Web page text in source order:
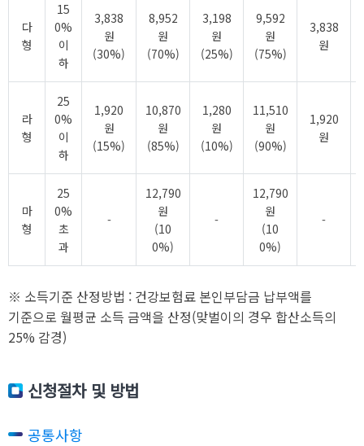
다
형
15
0%
이
하
3,838
원
(30%)
8,952
원
(70%)
3,198
원
(25%)
9,592
원
(75%)
3,838
원
라
형
25
0%
이
하
1,920
원
(15%)
10,870
원
(85%)
1,280
원
(10%)
11,510
원
(90%)
1,920
원
마
형
25
0%
초
과
-
12,790
원
(10
0%)
-
12,790
원
(10
0%)
-
※ 소득기준 산정방법 : 건강보험료 본인부담금 납부액를
기준으로 월평균 소득 금액을 산정(맞벌이의 경우 합산소득의
25% 감경)
신청절차 및 방법
공통사항